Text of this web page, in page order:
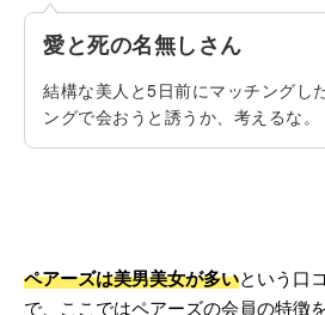
愛と死の名無しさん
結構な美人と5日前にマッチングし
ングで会おうと誘うか、考えるな。
ペアーズは美男美女が多いという口
で、ここではペアーズの会員の特徴